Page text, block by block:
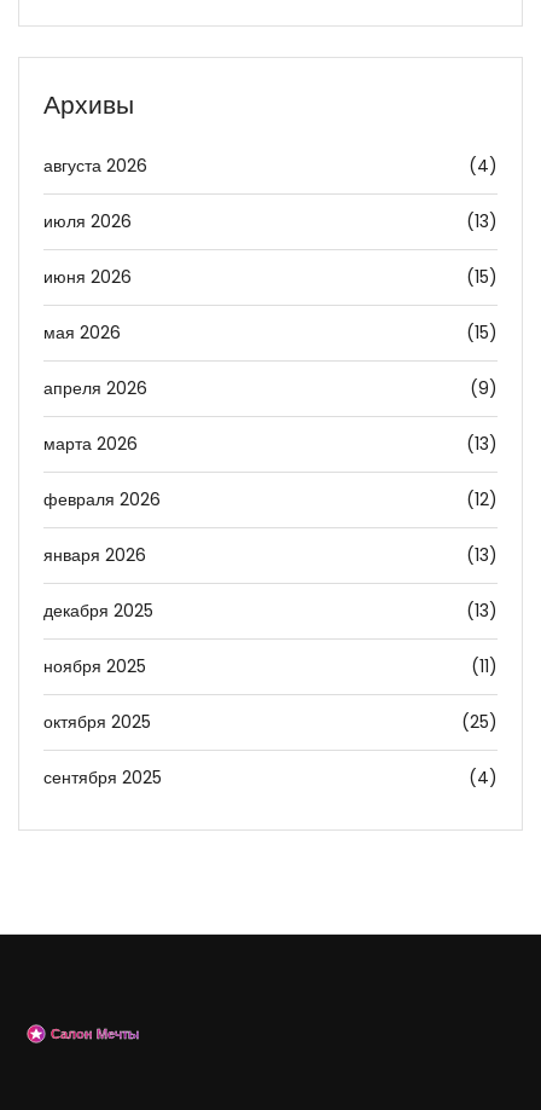
Архивы
августа 2026 (4)
июля 2026 (13)
июня 2026 (15)
мая 2026 (15)
апреля 2026 (9)
марта 2026 (13)
февраля 2026 (12)
января 2026 (13)
декабря 2025 (13)
ноября 2025 (11)
октября 2025 (25)
сентября 2025 (4)